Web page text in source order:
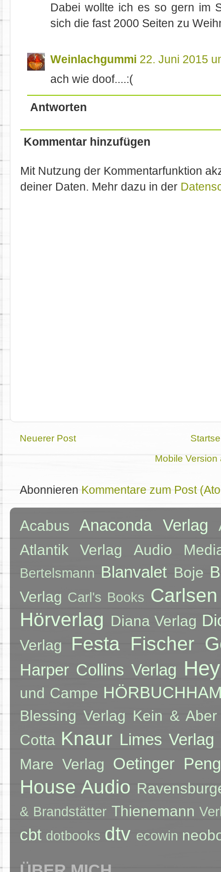
Dabei wollte ich es so gern im
sich die fast 2000 Seiten zu
Weinlachgummi 22. Juni 2015
ach wie doof....:(
Antworten
Kommentar hinzufügen
Mit Nutzung der Kommentarfunktion
deiner Daten. Mehr dazu in der
Neuerer Post
Mobile Version
Abonnieren Kommentare zum Post
Acabus Anaconda Verlag
Atlantik Verlag
Audio
Bertelsmann Blanvalet Boje
Verlag Carl's Books Carlsen
Hörverlag Diana Verlag
Verlag Festa Fischer
Harper Collins Verlag
und Campe
Blessing Verlag Kein & Aber
Cotta Knaur Limes Verlag
Mare Verlag Oetinger
House Audio
& Brandstätter Thienemann
cbt dotbooks dtv ecowin